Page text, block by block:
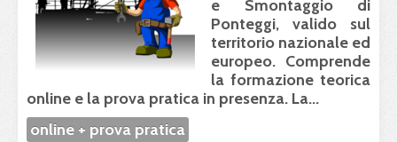
e Smontaggio di
Ponteggi, valido sul
territorio nazionale ed
europeo. Comprende
la formazione teorica
online e la prova pratica in presenza. La...
online + prova pratica